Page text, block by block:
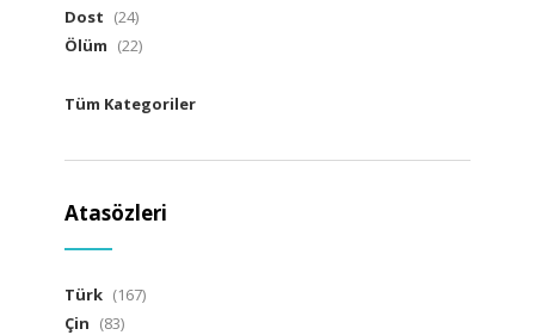
Dost (24)
Ölüm (22)
Tüm Kategoriler
Atasözleri
Türk (167)
Çin (83)